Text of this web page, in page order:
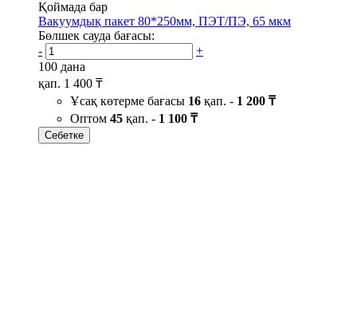
Қоймада бар
Вакуумдық пакет 80*250мм, ПЭТ/ПЭ, 65 мкм
Бөлшек сауда бағасы:
-
+
100 дана
қап. 1 400 ₸
Ұсақ көтерме бағасы 16 қап. - 1 200 ₸
Оптом 45 қап. - 1 100 ₸
Себетке